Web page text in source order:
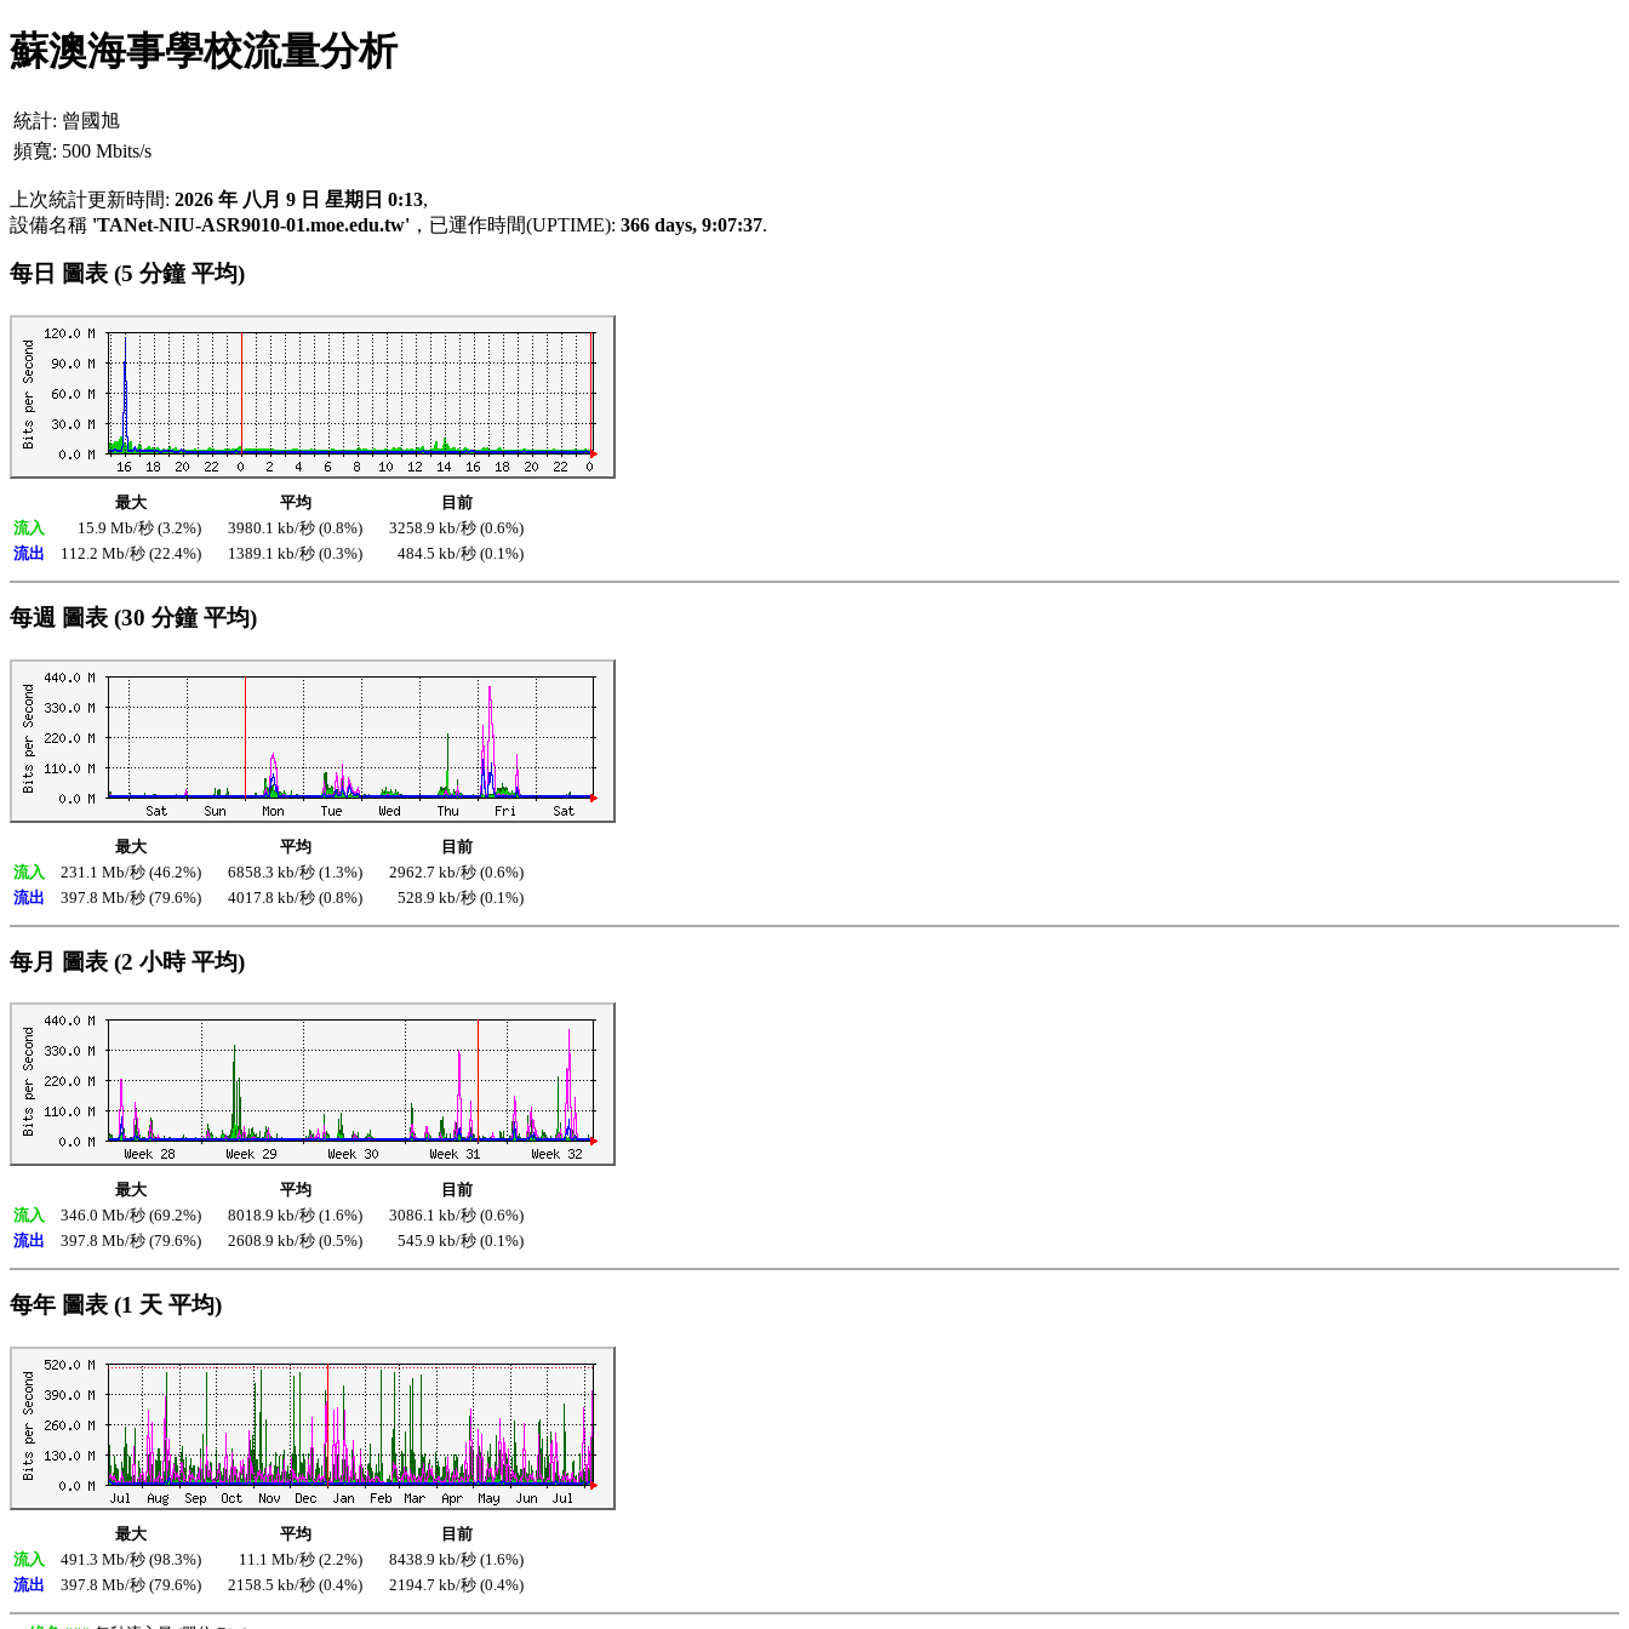
蘇澳海事學校流量分析
統計: 曾國旭
頻寬: 500 Mbits/s
上次統計更新時間: 2026 年 八月 9 日 星期日 0:13,
設備名稱 'TANet-NIU-ASR9010-01.moe.edu.tw' ，已運作時間(UPTIME): 366 days, 9:07:37.
每日 圖表 (5 分鐘 平均)
最大 平均
目前
流入
15.9 Mb/秒 (3.2%) 3980.1 kb/秒 (0.8%)
3258.9 kb/秒 (0.6%)
流出
112.2 Mb/秒 (22.4%) 1389.1 kb/秒 (0.3%) 484.5 kb/秒 (0.1%)
每週 圖表 (30 分鐘 平均)
最大 平均
目前
流入
231.1 Mb/秒 (46.2%) 6858.3 kb/秒 (1.3%)
2962.7 kb/秒 (0.6%)
流出
397.8 Mb/秒 (79.6%) 4017.8 kb/秒 (0.8%) 528.9 kb/秒 (0.1%)
每月 圖表 (2 小時 平均)
最大 平均
目前
流入
346.0 Mb/秒 (69.2%) 8018.9 kb/秒 (1.6%)
3086.1 kb/秒 (0.6%)
流出
397.8 Mb/秒 (79.6%) 2608.9 kb/秒 (0.5%) 545.9 kb/秒 (0.1%)
每年 圖表 (1 天 平均)
最大 平均
目前
流入
491.3 Mb/秒 (98.3%) 11.1 Mb/秒 (2.2%)
8438.9 kb/秒 (1.6%)
流出
397.8 Mb/秒 (79.6%) 2158.5 kb/秒 (0.4%) 2194.7 kb/秒 (0.4%)